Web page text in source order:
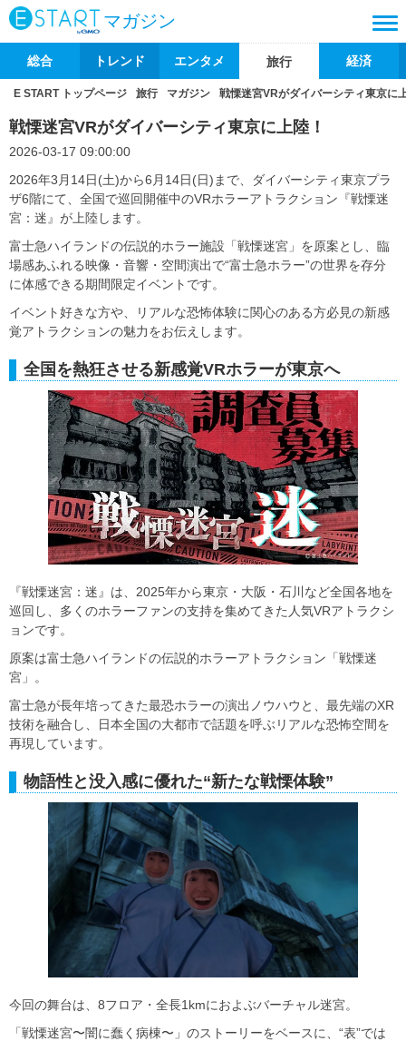
マガジン
総合 トレンド エンタメ 旅行 経済
E START トップページ 旅行 マガジン 戦慄迷宮VRがダイバーシティ東京に
戦慄迷宮VRがダイバーシティ東京に上陸！
2026-03-17 09:00:00
2026年3月14日(土)から6月14日(日)まで、ダイバーシティ東京プラ
ザ6階にて、全国で巡回開催中のVRホラーアトラクション『戦慄迷
宮：迷』が上陸します。
富士急ハイランドの伝説的ホラー施設「戦慄迷宮」を原案とし、臨
場感あふれる映像・音響・空間演出で“富士急ホラー”の世界を存分
に体感できる期間限定イベントです。
イベント好きな方や、リアルな恐怖体験に関心のある方必見の新感
覚アトラクションの魅力をお伝えします。
全国を熱狂させる新感覚VRホラーが東京へ
『戦慄迷宮：迷』は、2025年から東京・大阪・石川など全国各地を
巡回し、多くのホラーファンの支持を集めてきた人気VRアトラクシ
ョンです。
原案は富士急ハイランドの伝説的ホラーアトラクション「戦慄迷
宮」。
富士急が長年培ってきた最恐ホラーの演出ノウハウと、最先端のXR
技術を融合し、日本全国の大都市で話題を呼ぶリアルな恐怖空間を
再現しています。
物語性と没入感に優れた“新たな戦慄体験”
今回の舞台は、8フロア・全長1kmにおよぶバーチャル迷宮。
「戦慄迷宮〜闇に蠢く病棟〜」のストーリーをベースに、“表”では